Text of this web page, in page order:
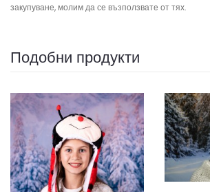
закупуване, молим да се възползвате от тях.
Подобни продукти